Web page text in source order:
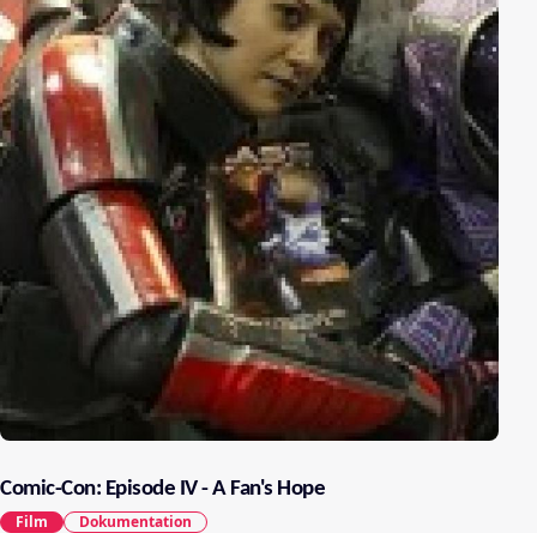
Comic-Con: Episode IV - A Fan's Hope
Film Dokumentation